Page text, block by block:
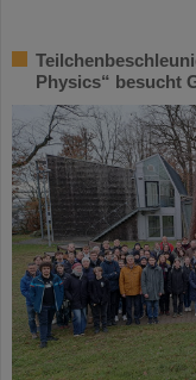
Physics“ besucht